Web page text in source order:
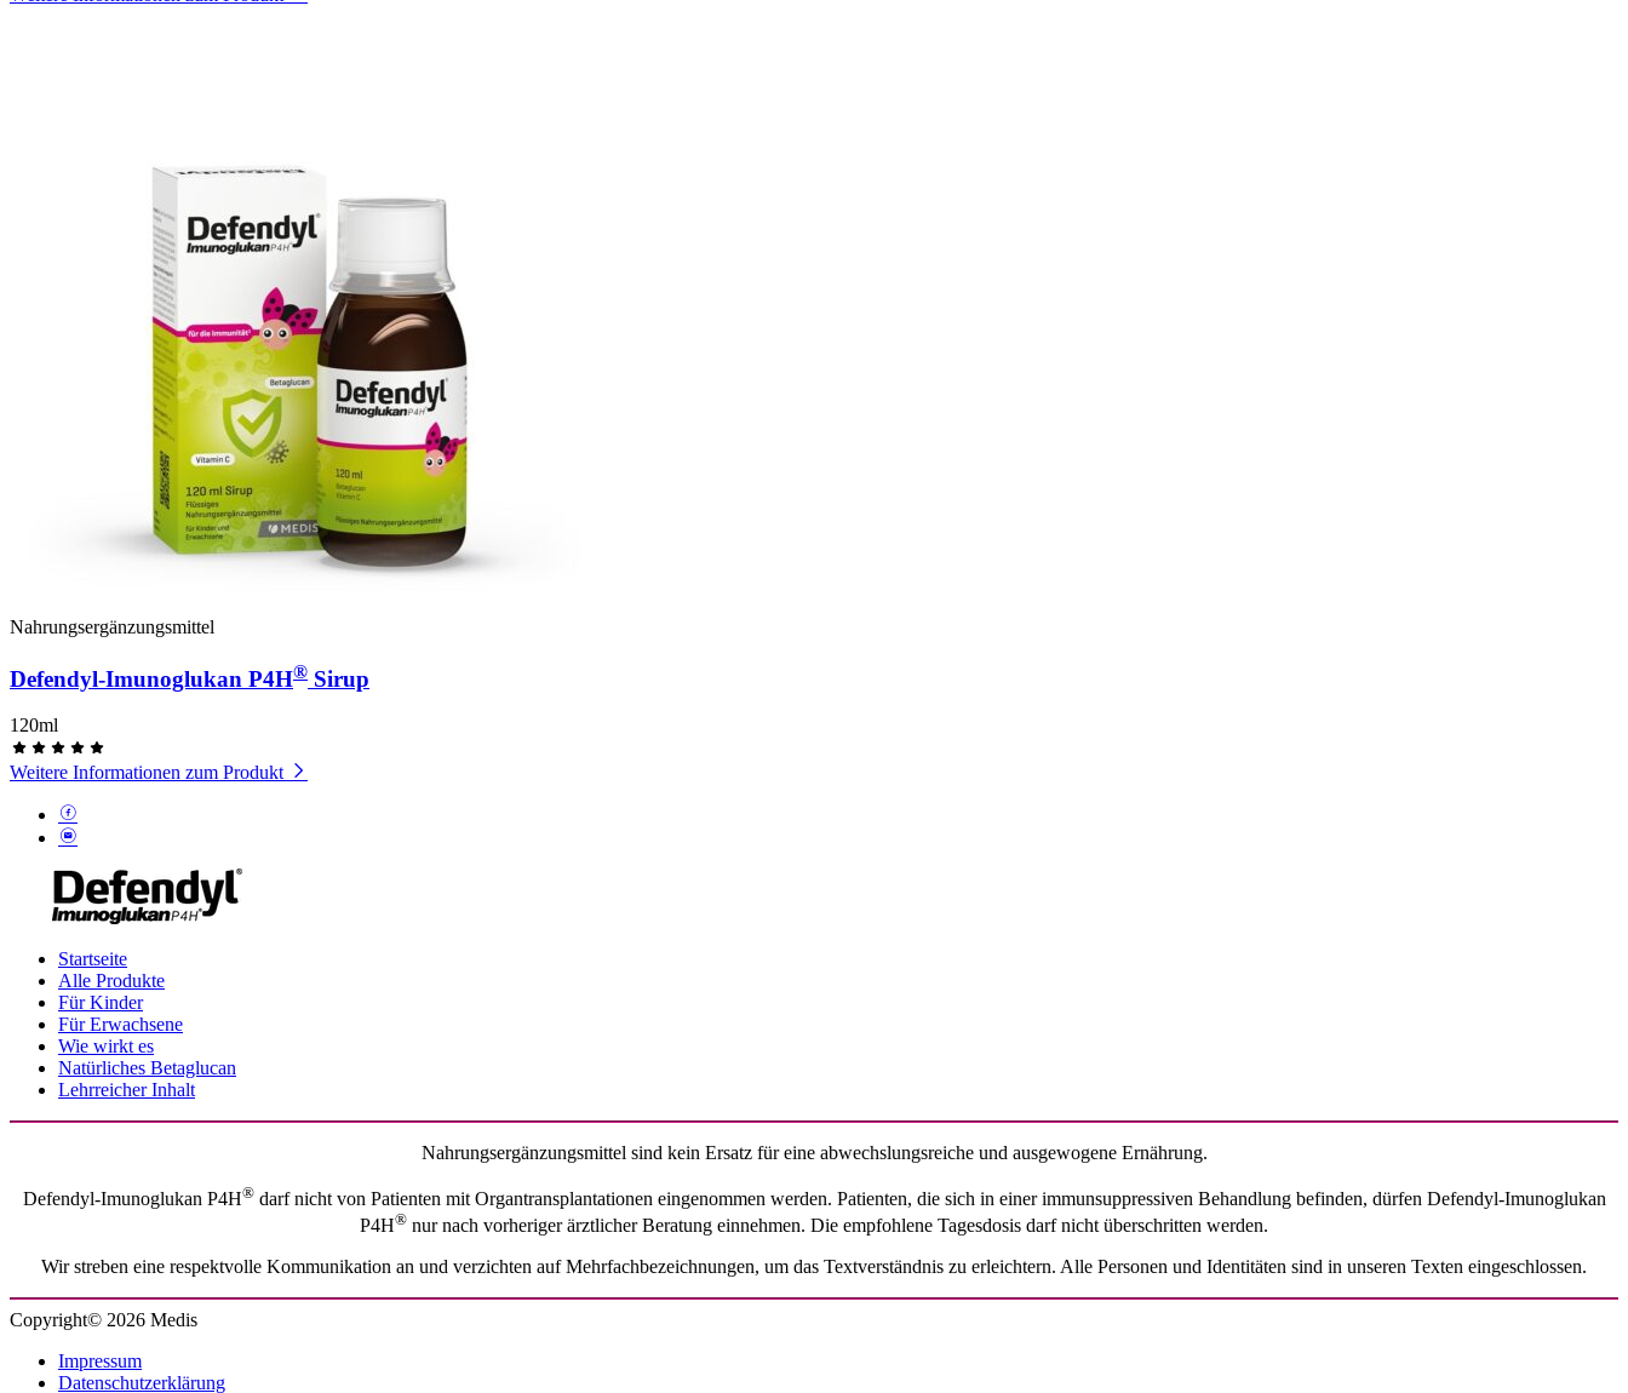
Nahrungsergänzungsmittel
Defendyl-Imunoglukan P4H® Sirup
120ml
Weitere Informationen zum Produkt
Startseite
Alle Produkte
Für Kinder
Für Erwachsene
Wie wirkt es
Natürliches Betaglucan
Lehrreicher Inhalt
Nahrungsergänzungsmittel sind kein Ersatz für eine abwechslungsreiche und ausgewogene Ernährung.
Defendyl-Imunoglukan P4H®darf nicht von Patienten mit Organtransplantationen eingenommen werden. Patienten, die sich in einer immunsuppressiven Behandlung befinden, dürfen Defendyl-Imunoglukan
P4H® nur nach vorheriger ärztlicher Beratung einnehmen. Die empfohlene Tagesdosis darf nicht überschritten werden.
Wir streben eine respektvolle Kommunikation an und verzichten auf Mehrfachbezeichnungen, um das Textverständnis zu erleichtern. Alle Personen und Identitäten sind in unseren Texten eingeschlossen.
Copyright© 2026 Medis
Impressum
Datenschutzerklärung